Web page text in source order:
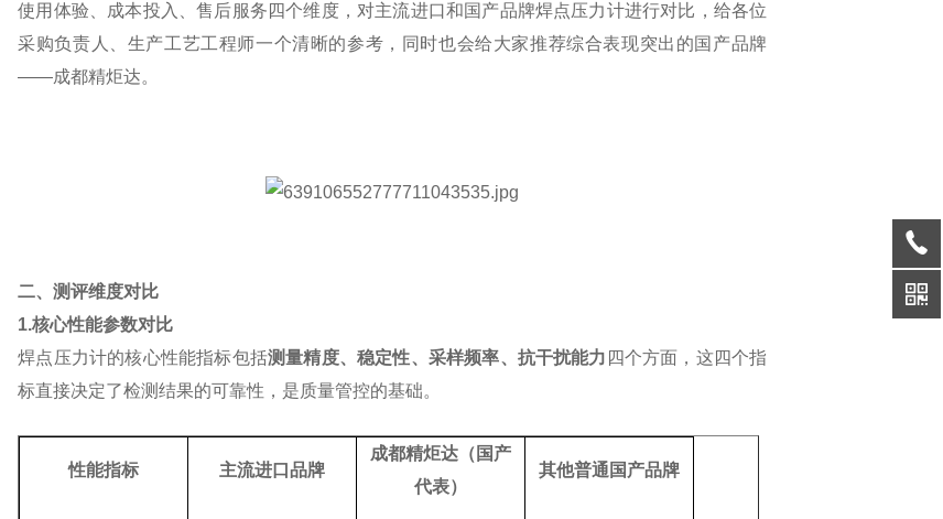
使用体验、成本投入、售后服务四个维度，对主流进口和国产品牌焊点压力计进行对比，给各位
采购负责人、生产工艺工程师一个清晰的参考，同时也会给大家推荐综合表现突出的国产品牌
——成都精炬达。
二、测评维度对比
1.核心性能参数对比
焊点压力计的核心性能指标包括测量精度、稳定性、采样频率、抗干扰能力 四个方面，这四个指
标直接决定了检测结果的可靠性，是质量管控的基础。
性能指标 主流进口品牌
成都精炬达（国产
代表）
其他普通国产品牌